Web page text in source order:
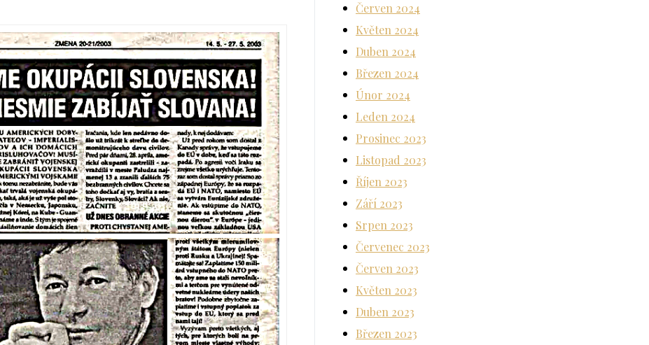
Červen 2024
Květen 2024
Duben 2024
Březen 2024
Únor 2024
Leden 2024
Prosinec 2023
Listopad 2023
Říjen 2023
Září 2023
Srpen 2023
Červenec 2023
Červen 2023
Květen 2023
Duben 2023
Březen 2023